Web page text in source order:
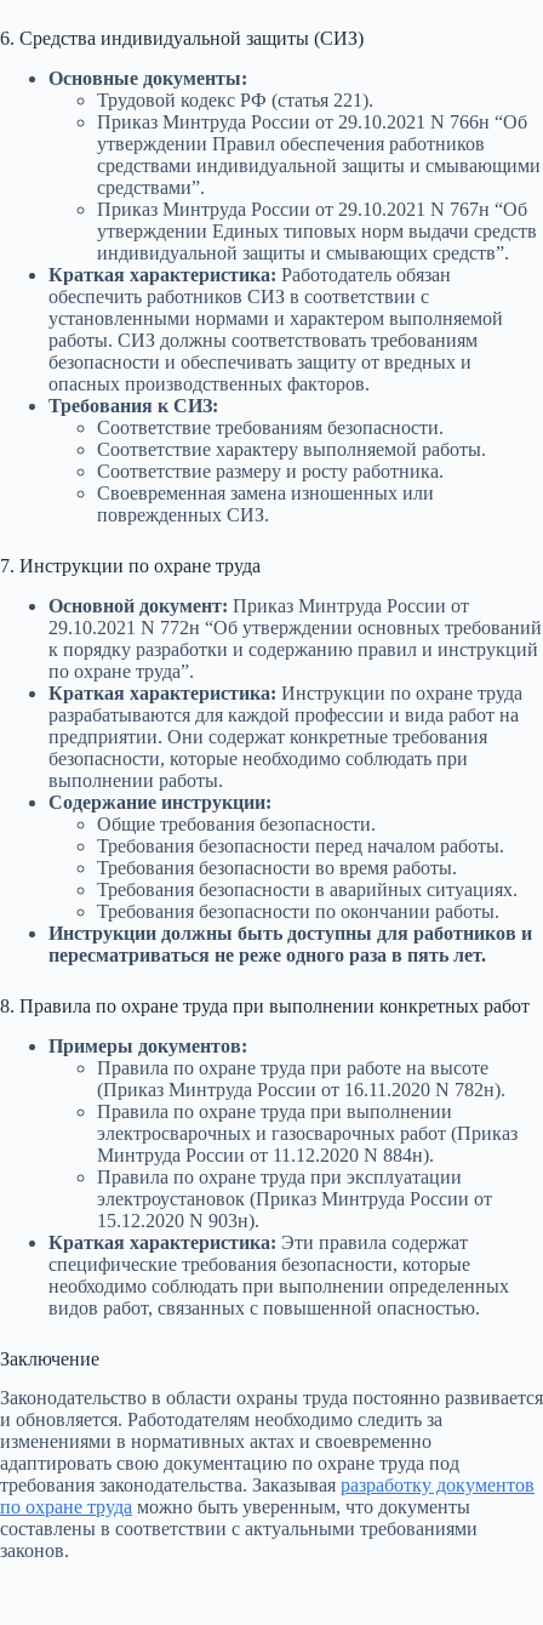
6. Средства индивидуальной защиты (СИЗ)
Основные документы:
Трудовой кодекс РФ (статья 221).
Приказ Минтруда России от 29.10.2021 N 766н “Об
утверждении Правил обеспечения работников
средствами индивидуальной защиты и смывающими
средствами”.
Приказ Минтруда России от 29.10.2021 N 767н “Об
утверждении Единых типовых норм выдачи средств
индивидуальной защиты и смывающих средств”.
Краткая характеристика: Работодатель обязан
обеспечить работников СИЗ в соответствии с
установленными нормами и характером выполняемой
работы. СИЗ должны соответствовать требованиям
безопасности и обеспечивать защиту от вредных и
опасных производственных факторов.
Требования к СИЗ:
Соответствие требованиям безопасности.
Соответствие характеру выполняемой работы.
Соответствие размеру и росту работника.
Своевременная замена изношенных или
поврежденных СИЗ.
7. Инструкции по охране труда
Основной документ: Приказ Минтруда России от
29.10.2021 N 772н “Об утверждении основных требований
к порядку разработки и содержанию правил и инструкций
по охране труда”.
Краткая характеристика: Инструкции по охране труда
разрабатываются для каждой профессии и вида работ на
предприятии. Они содержат конкретные требования
безопасности, которые необходимо соблюдать при
выполнении работы.
Содержание инструкции:
Общие требования безопасности.
Требования безопасности перед началом работы.
Требования безопасности во время работы.
Требования безопасности в аварийных ситуациях.
Требования безопасности по окончании работы.
Инструкции должны быть доступны для работников и
пересматриваться не реже одного раза в пять лет.
8. Правила по охране труда при выполнении конкретных работ
Примеры документов:
Правила по охране труда при работе на высоте
(Приказ Минтруда России от 16.11.2020 N 782н).
Правила по охране труда при выполнении
электросварочных и газосварочных работ (Приказ
Минтруда России от 11.12.2020 N 884н).
Правила по охране труда при эксплуатации
электроустановок (Приказ Минтруда России от
15.12.2020 N 903н).
Краткая характеристика: Эти правила содержат
специфические требования безопасности, которые
необходимо соблюдать при выполнении определенных
видов работ, связанных с повышенной опасностью.
Заключение
Законодательство в области охраны труда постоянно развивается
и обновляется. Работодателям необходимо следить за
изменениями в нормативных актах и своевременно
адаптировать свою документацию по охране труда под
требования законодательства. Заказывая разработку документов
по охране труда можно быть уверенным, что документы
составлены в соответствии с актуальными требованиями
законов.